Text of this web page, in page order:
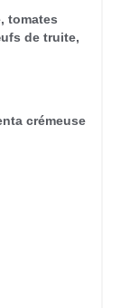
tomates
de truite,
crémeuse